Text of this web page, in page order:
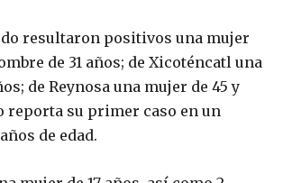
resultaron positivos una mujer
de 31 años; de Xicoténcatl una
de Reynosa una mujer de 45 y
reporta su primer caso en un
de edad.